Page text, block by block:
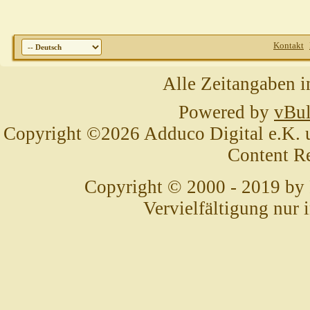
Kontakt
Alle Zeitangaben
Powered by
Copyright ©2026 Adduco Digital e.K.
Content
Copyright © 2000 - 2019 by
Vervielfältigung nur